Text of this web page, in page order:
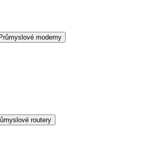
modemy
routery